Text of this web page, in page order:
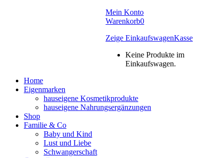
Mein Konto
Warenkorb0
Zeige EinkaufswagenKasse
Keine Produkte im
Einkaufswagen.
Home
Eigenmarken
hauseigene Kosmetikprodukte
hauseigene Nahrungsergänzungen
Shop
Familie & Co
Baby und Kind
Lust und Liebe
Schwangerschaft